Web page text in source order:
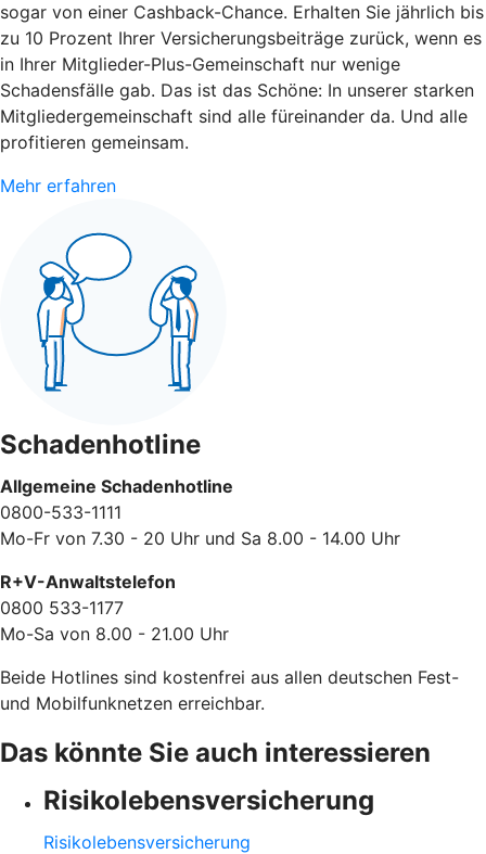
sogar von einer Cashback-Chance. Erhalten Sie jährlich bis
zu 10 Prozent Ihrer Versicherungsbeiträge zurück, wenn es
in Ihrer Mitglieder-Plus-Gemeinschaft nur wenige
Schadensfälle gab. Das ist das Schöne: In unserer starken
Mitgliedergemeinschaft sind alle füreinander da. Und alle
profitieren gemeinsam.
Mehr erfahren
Schadenhotline
Allgemeine Schadenhotline
0800-533-1111
Mo-Fr von 7.30 - 20 Uhr und Sa 8.00 - 14.00 Uhr
R+V-Anwaltstelefon
0800 533-1177
Mo-Sa von 8.00 - 21.00 Uhr
Beide Hotlines sind kostenfrei aus allen deutschen Fest-
und Mobilfunknetzen erreichbar.
Das könnte Sie auch interessieren
Risikolebensversicherung
Risikolebensversicherung